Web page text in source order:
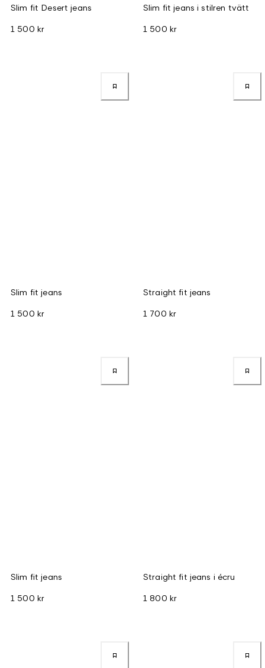
Slim fit Desert jeans
1 500 kr
Slim fit jeans i stilren tvätt
1 500 kr
Slim fit jeans
1 500 kr
Straight fit jeans
1 700 kr
Slim fit jeans
1 500 kr
Straight fit jeans i écru
1 800 kr